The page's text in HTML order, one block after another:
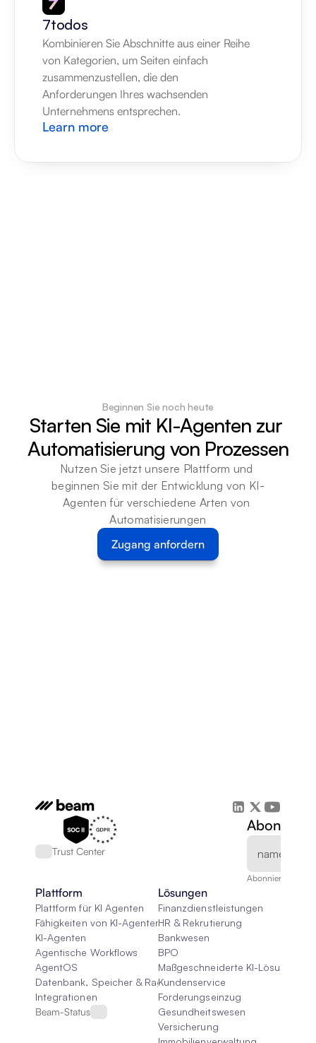
7todos
Kombinieren Sie Abschnitte aus einer Reihe
von Kategorien, um Seiten einfach
zusammenzustellen, die den
Anforderungen Ihres wachsenden
Unternehmens entsprechen.
Learn more
Beginnen Sie noch heute
Starten Sie mit KI-Agenten zur
Automatisierung von Prozessen
Nutzen Sie jetzt unsere Plattform und
beginnen Sie mit der Entwicklung von KI-
Agenten für verschiedene Arten von
Automatisierungen
Zugang anfordern
Trust Center
Abonnieren Sie
Plattform
Plattform für KI Agenten
Fähigkeiten von KI-Agenten
KI-Agenten
Agentische Workflows
AgentOS
Datenbank, Speicher & Rag
Integrationen
Beam-Status
Lösungen
Finanzdienstleistungen
HR & Rekrutierung
Bankwesen
BPO
Maßgeschneiderte KI-Lösungen
Kundenservice
Forderungseinzug
Gesundheitswesen
Versicherung